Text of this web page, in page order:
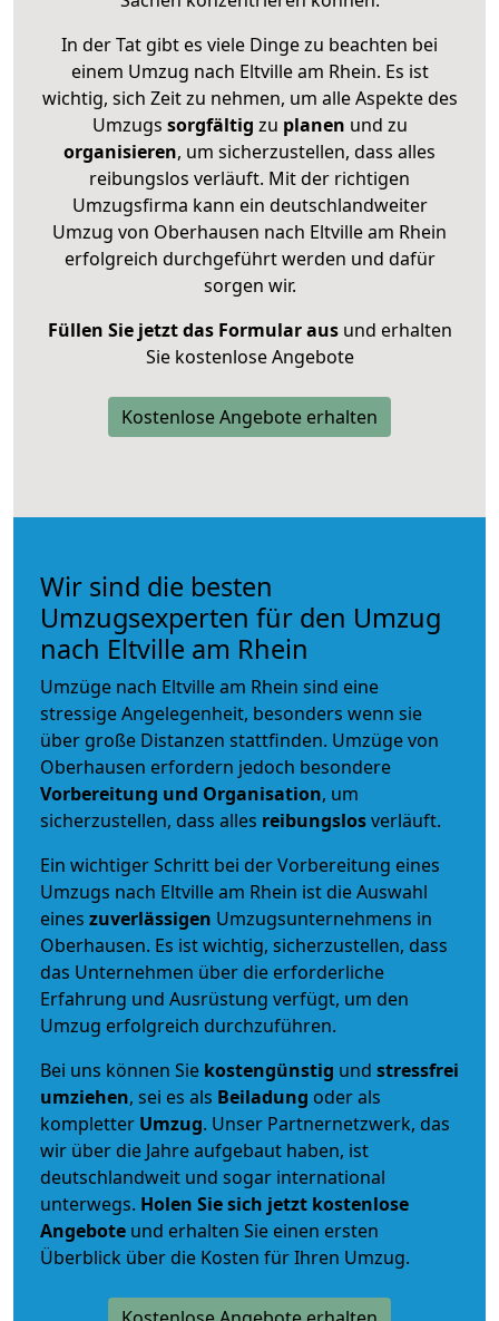
In der Tat gibt es viele Dinge zu beachten bei
einem Umzug nach Eltville am Rhein. Es ist
wichtig, sich Zeit zu nehmen, um alle Aspekte des
Umzugs sorgfältig zu planen und zu
organisieren, um sicherzustellen, dass alles
reibungslos verläuft. Mit der richtigen
Umzugsfirma kann ein deutschlandweiter
Umzug von Oberhausen nach Eltville am Rhein
erfolgreich durchgeführt werden und dafür
sorgen wir.
Füllen Sie jetzt das Formular ausund erhalten
Sie kostenlose Angebote
Kostenlose Angebote erhalten
Wir sind die besten
Umzugsexperten für den Umzug
nach Eltville am Rhein
Umzüge nach Eltville am Rhein sind eine
stressige Angelegenheit, besonders wenn sie
über große Distanzen stattfinden. Umzüge von
Oberhausen erfordern jedoch besondere
Vorbereitung und Organisation, um
sicherzustellen, dass alles reibungslosverläuft.
Ein wichtiger Schritt bei der Vorbereitung eines
Umzugs nach Eltville am Rhein ist die Auswahl
eines zuverlässigen Umzugsunternehmens in
Oberhausen. Es ist wichtig, sicherzustellen, dass
das Unternehmen über die erforderliche
Erfahrung und Ausrüstung verfügt, um den
Umzug erfolgreich durchzuführen.
Bei uns können Sie kostengünstig und stressfrei
umziehen, sei es als Beiladung oder als
kompletter Umzug. Unser Partnernetzwerk, das
wir über die Jahre aufgebaut haben, ist
deutschlandweit und sogar international
unterwegs. Holen Sie sich jetzt kostenlose
Angebote und erhalten Sie einen ersten
Überblick über die Kosten für Ihren Umzug.